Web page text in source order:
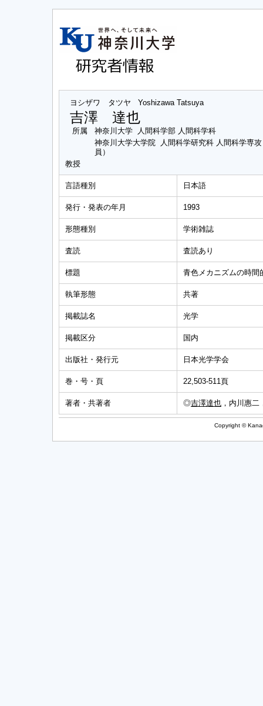
ヨシザワ タツヤ Yoshizawa Tatsuya
吉澤 達也
所属
神奈川大学 人間科学部 人間科学科
神奈川大学大学院 人間科学研究科 人間科学専
員）
教授
言語種別 日本語
発行・発表の年月 1993
形態種別 学術雑誌
査読 査読あり
標題 青色メカニズムの時間
執筆形態 共著
掲載誌名 光学
掲載区分 国内
出版社・発行元 日本光学学会
巻・号・頁 22,503-511頁
著者・共著者 ◎吉澤達也 ，内川惠
Copyright ©